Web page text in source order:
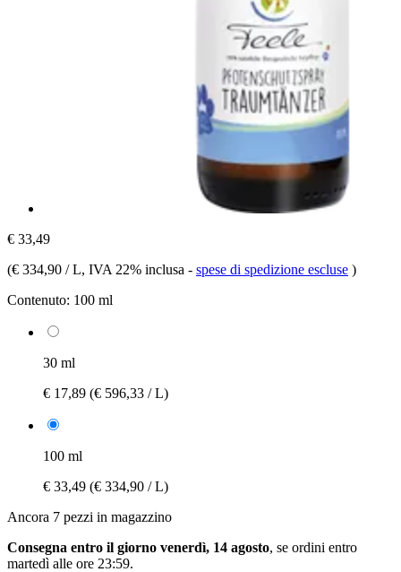
€ 33,49
(€ 334,90 / L, IVA 22% inclusa - spese di spedizione escluse )
Contenuto: 100 ml
30 ml
€ 17,89 (€ 596,33 / L)
100 ml
€ 33,49 (€ 334,90 / L)
Ancora 7 pezzi in magazzino
Consegna entro il giorno venerdì, 14 agosto, se ordini entro
martedì alle ore 23:59.